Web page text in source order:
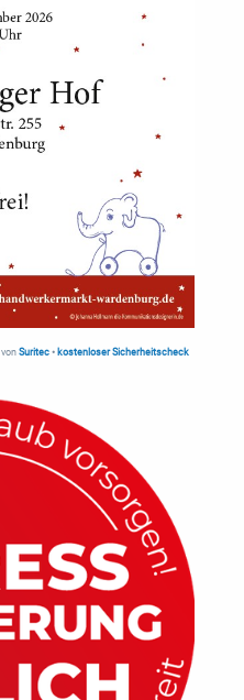
von Suritec • kostenloser Sicherheitscheck